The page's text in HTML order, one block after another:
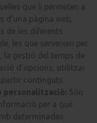
que li permeten a
d’una pàgina web,
de les diferents
les que serveixen per
la gestió del temps de
d’opcions, utilitzar
continguts.
personalització: Són
per a què
determinades